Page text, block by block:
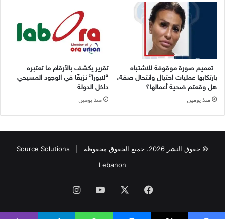
تعميم صورة موقوفة للاشتباه
بارتكابها عمليات احتيال وانتحال صفة،
هل وقعتم ضحية أعمالها؟
منذ يومين
تقرير يكشف بالأرقام ما تعتبره
“لابورا” نزيفًا في الوجود المسيحي
داخل الدولة
منذ يومين
© حقوق النشر 2026، جميع الحقوق محفوظة |
Source Solutions
Lebanon
فيسبوك يوتيوبانستقرام